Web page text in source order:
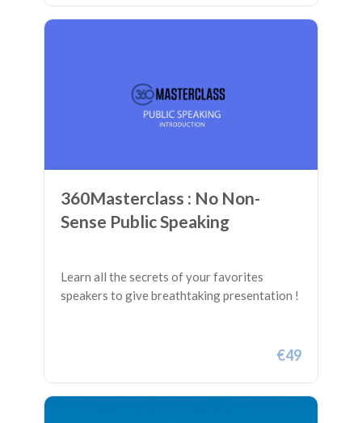
360Masterclass : No Non-
Sense Public Speaking
Learn all the secrets of your favorites
speakers to give breathtaking presentation !
€49